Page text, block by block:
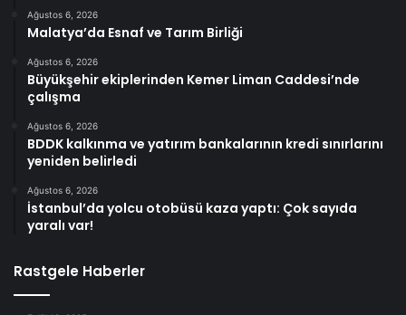
Ağustos 6, 2026
Malatya’da Esnaf ve Tarım Birliği
Ağustos 6, 2026
Büyükşehir ekiplerinden Kemer Liman Caddesi’nde
çalışma
Ağustos 6, 2026
BDDK kalkınma ve yatırım bankalarının kredi sınırlarını
yeniden belirledi
Ağustos 6, 2026
İstanbul’da yolcu otobüsü kaza yaptı: Çok sayıda
yaralı var!
Rastgele Haberler